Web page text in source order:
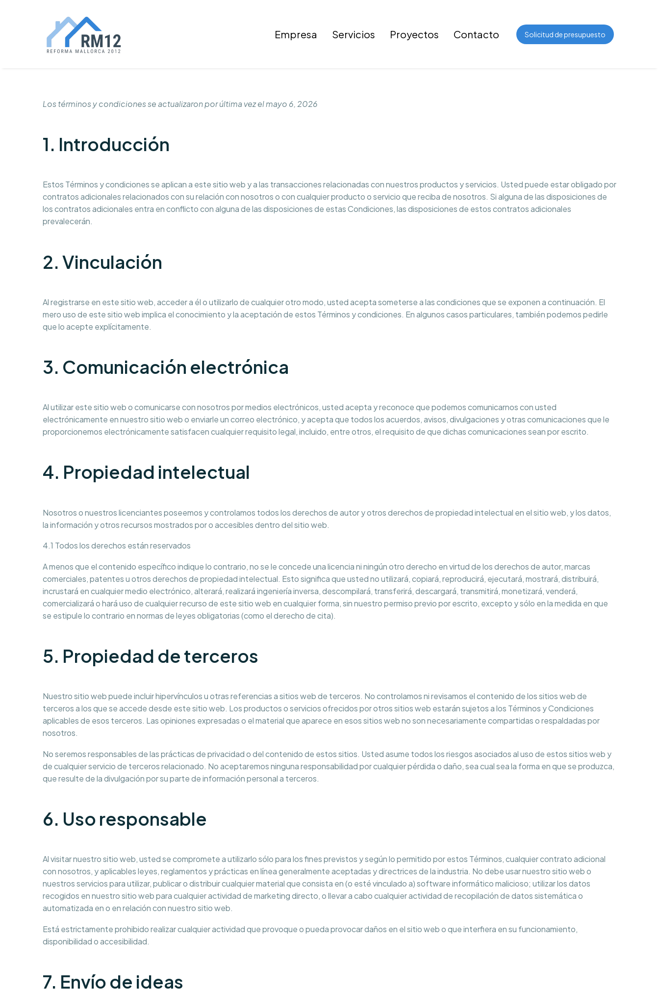
Empresa Servicios Proyectos Contacto Solicitud de presupuesto
Los términos y condiciones se actualizaron por última vez el mayo 6, 2026
1. Introducción
Estos Términos y condiciones se aplican a este sitio web y a las transacciones relacionadas con nuestros productos y servicios. Usted puede estar obligado por
contratos adicionales relacionados con su relación con nosotros o con cualquier producto o servicio que reciba de nosotros. Si alguna de las disposiciones de
los contratos adicionales entra en conflicto con alguna de las disposiciones de estas Condiciones, las disposiciones de estos contratos adicionales
prevalecerán.
2. Vinculación
Al registrarse en este sitio web, acceder a él o utilizarlo de cualquier otro modo, usted acepta someterse a las condiciones que se exponen a continuación. El
mero uso de este sitio web implica el conocimiento y la aceptación de estos Términos y condiciones. En algunos casos particulares, también podemos pedirle
que lo acepte explícitamente.
3. Comunicación electrónica
Al utilizar este sitio web o comunicarse con nosotros por medios electrónicos, usted acepta y reconoce que podemos comunicarnos con usted
electrónicamente en nuestro sitio web o enviarle un correo electrónico, y acepta que todos los acuerdos, avisos, divulgaciones y otras comunicaciones que le
proporcionemos electrónicamente satisfacen cualquier requisito legal, incluido, entre otros, el requisito de que dichas comunicaciones sean por escrito.
4. Propiedad intelectual
Nosotros o nuestros licenciantes poseemos y controlamos todos los derechos de autor y otros derechos de propiedad intelectual en el sitio web, y los datos,
la información y otros recursos mostrados por o accesibles dentro del sitio web.
4.1 Todos los derechos están reservados
A menos que el contenido específico indique lo contrario, no se le concede una licencia ni ningún otro derecho en virtud de los derechos de autor, marcas
comerciales, patentes u otros derechos de propiedad intelectual. Esto significa que usted no utilizará, copiará, reproducirá, ejecutará, mostrará, distribuirá,
incrustará en cualquier medio electrónico, alterará, realizará ingeniería inversa, descompilará, transferirá, descargará, transmitirá, monetizará, venderá,
comercializará o hará uso de cualquier recurso de este sitio web en cualquier forma, sin nuestro permiso previo por escrito, excepto y sólo en la medida en que
se estipule lo contrario en normas de leyes obligatorias (como el derecho de cita).
5. Propiedad de terceros
Nuestro sitio web puede incluir hipervínculos u otras referencias a sitios web de terceros. No controlamos ni revisamos el contenido de los sitios web de
terceros a los que se accede desde este sitio web. Los productos o servicios ofrecidos por otros sitios web estarán sujetos a los Términos y Condiciones
aplicables de esos terceros. Las opiniones expresadas o el material que aparece en esos sitios web no son necesariamente compartidas o respaldadas por
nosotros.
No seremos responsables de las prácticas de privacidad o del contenido de estos sitios. Usted asume todos los riesgos asociados al uso de estos sitios web y
de cualquier servicio de terceros relacionado. No aceptaremos ninguna responsabilidad por cualquier pérdida o daño, sea cual sea la forma en que se produzca,
que resulte de la divulgación por su parte de información personal a terceros.
6. Uso responsable
Al visitar nuestro sitio web, usted se compromete a utilizarlo sólo para los fines previstos y según lo permitido por estos Términos, cualquier contrato adicional
con nosotros, y aplicables leyes, reglamentos y prácticas en línea generalmente aceptadas y directrices de la industria. No debe usar nuestro sitio web o
nuestros servicios para utilizar, publicar o distribuir cualquier material que consista en (o esté vinculado a) software informático malicioso; utilizar los datos
recogidos en nuestro sitio web para cualquier actividad de marketing directo, o llevar a cabo cualquier actividad de recopilación de datos sistemática o
automatizada en o en relación con nuestro sitio web.
Está estrictamente prohibido realizar cualquier actividad que provoque o pueda provocar daños en el sitio web o que interfiera en su funcionamiento,
disponibilidad o accesibilidad.
7. Envío de ideas